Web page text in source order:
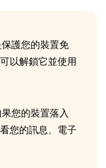
護您的裝置免
以解鎖它並使用
您的裝置落入
您的訊息、電子